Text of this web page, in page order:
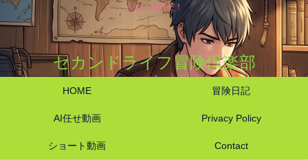
人生は冒険だ！
セカンドライフ冒険倶楽部
HOME 冒険日記
AI任せ動画 Privacy Policy
ショート動画 Contact